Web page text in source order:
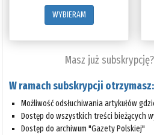
WYBIERAM
Masz już subskrypcję?
W ramach subskrypcji otrzymasz:
Możliwość odsłuchiwania artykułów
Dostęp do wszystkich treści bieżących
Dostęp do archiwum "Gazety Polskiej"